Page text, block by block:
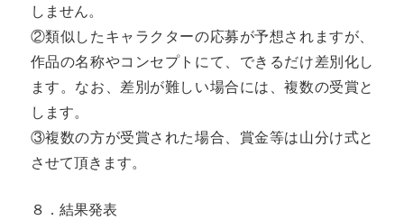
しません。
②類似したキャラクターの応募が予想されますが、
作品の名称やコンセプトにて、できるだけ差別化し
ます。なお、差別が難しい場合には、複数の受賞と
します。
③複数の方が受賞された場合、賞金等は山分け式と
させて頂きます。
８．結果発表